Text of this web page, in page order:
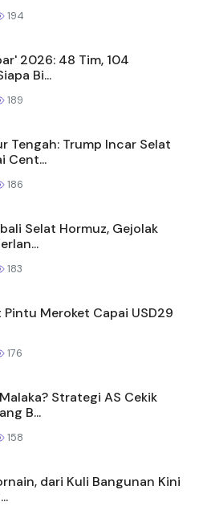
194
2026: 48 Tim, 104
Bi...
189
Tengah: Trump Incar Selat
Cent...
186
Selat Hormuz, Gejolak
183
Pintu Meroket Capai USD29
176
Strategi AS Cekik
B...
158
dari Kuli Bangunan Kini